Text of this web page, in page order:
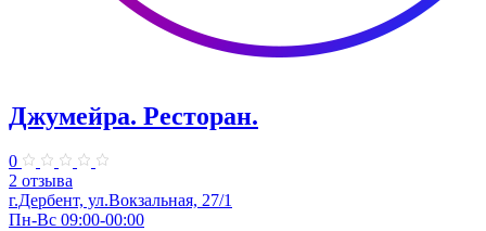
Джумейра. Ресторан.
0
2 отзыва
г.Дербент, ​ул.Вокзальная, 27/1
Пн-Вс 09:00-00:00